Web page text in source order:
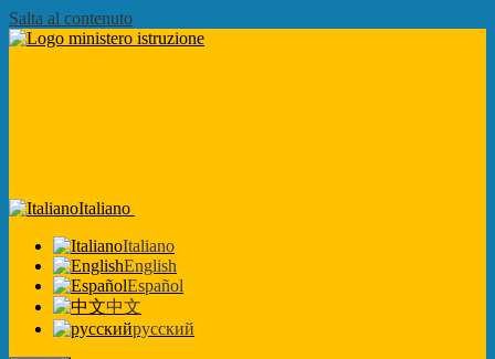
Salta al contenuto
Italiano
Italiano
English
Español
中文
русский